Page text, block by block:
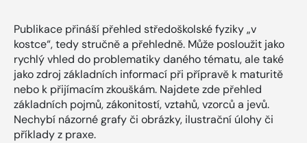
Publikace přináší přehled středoškolské fyziky „v
kostce“, tedy stručně a přehledně. Může posloužit jako
rychlý vhled do problematiky daného tématu, ale také
jako zdroj základních informací při přípravě k maturitě
nebo k přijímacím zkouškám. Najdete zde přehled
základních pojmů, zákonitostí, vztahů, vzorců a jevů.
Nechybí názorné grafy či obrázky, ilustrační úlohy či
příklady z praxe.